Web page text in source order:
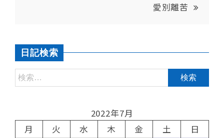
愛別離苦
日記検索
2022年7月
月
火 水 木 金 土
日